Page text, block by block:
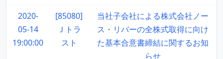
2020-
05-14
19:00:00
[85080]
Ｊトラ
スト
当社子会社による株式会社ノー
ス・リバーの全株式取得に向け
た基本合意書締結に関するお知
らせ